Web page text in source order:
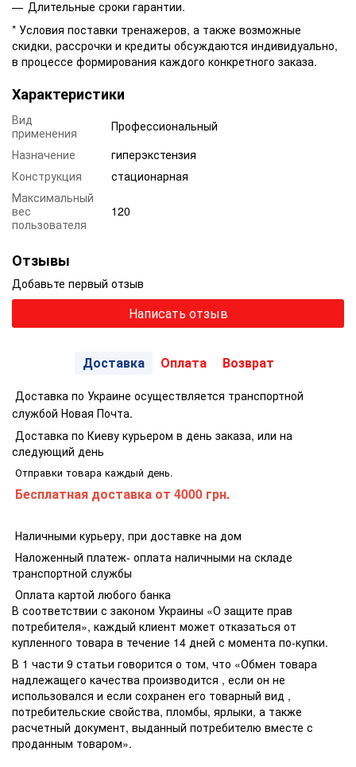
Длительные сроки гарантии.
* Условия поставки тренажеров, а также возможные
скидки, рассрочки и кредиты обсуждаются индивидуально,
в процессе формирования каждого конкретного заказа.
Характеристики
Вид
применения
Профессиональный
Назначение
гиперэкстензия
Конструкция
стационарная
Максимальный
вес
пользователя
120
Отзывы
Добавьте первый отзыв
Написать отзыв
Доставка Оплата Возврат
Доставка по Украине осуществляется транспортной
службой Новая Почта.
Доставка по Киеву курьером в день заказа, или на
следующий день
Отправки товара каждый день.
Бесплатная доставка от 4000 грн.
Наличными курьеру, при доставке на дом
Наложенный платеж- оплата наличными на складе
транспортной службы
Оплата картой любого банка
В соответствии с законом Украины «О защите прав
потребителя», каждый клиент может отказаться от
купленного товара в течение 14 дней с момента по-купки.
В 1 части 9 статьи говорится о том, что «Обмен товара
надлежащего качества производится , если он не
использовался и если сохранен его товарный вид ,
потребительские свойства, пломбы, ярлыки, а также
расчетный документ, выданный потребителю вместе с
проданным товаром».